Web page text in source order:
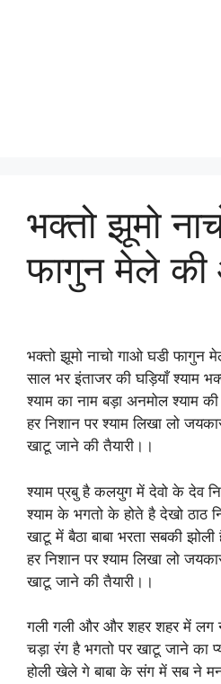
भक्तो झूमो
फागुन मेले
भक्तो झूमो नाचो गाओ घडी फागुन
साल भर इंताजर की घड़ियाँ श्याम
श्याम का नाम बड़ा अनमोल श्याम की
हर निशान पर श्याम लिखा लो
खाटू जाने की तैयारी।।
श्याम प्रबु है कलयुग में देवो के देव
श्याम के भगतो के होते है देखो ठाठ
खाटू में बैठा बाबा भरता सबकी झोली
हर निशान पर श्याम लिखा लो
खाटू जाने की तैयारी।।
गली गली और और शहर शहर में लग
चड़ा रंग है भगतो पर खाटू जाने का
होली खेले गे बाबा के संग में सब ने